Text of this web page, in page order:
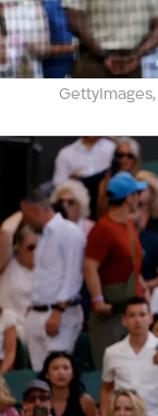
GettyImages,